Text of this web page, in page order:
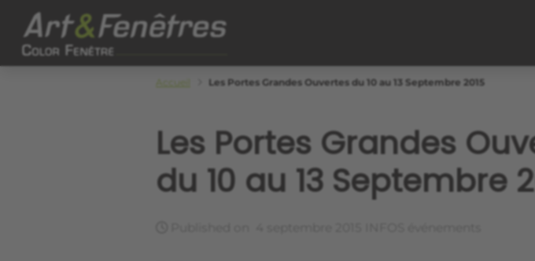
Skip to main content
Les Portes Grandes Ouvertes du 10 au 13 Septembre 2015
Les Portes Grandes
du 10 au 13 Septembre
Color Fenêtre